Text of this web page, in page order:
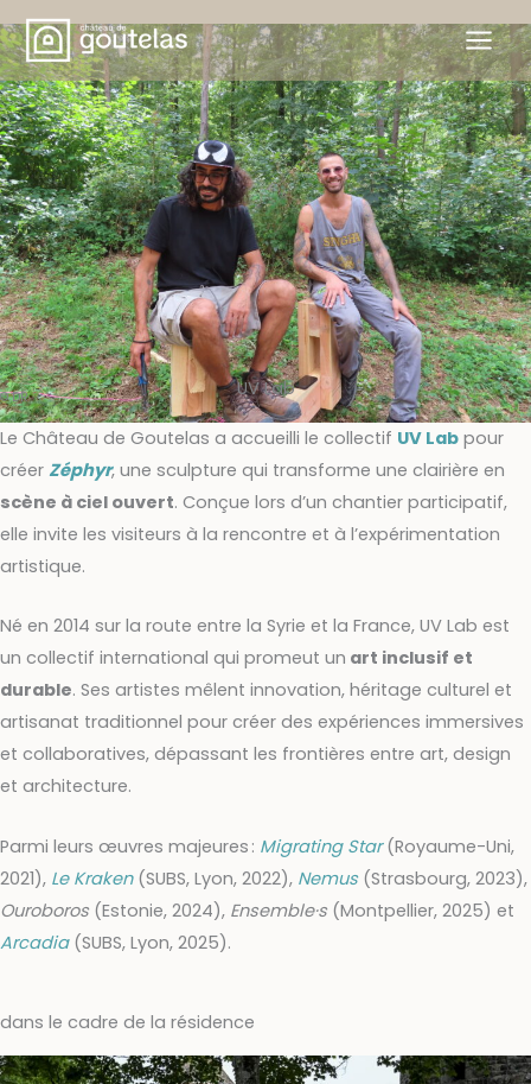
Aller
au
contenu
© DR UV Lab
Le Château de Goutelas a accueilli le collectif UV Lab pour
créer Zéphyr, une sculpture qui transforme une clairière en
scène à ciel ouvert. Conçue lors d’un chantier participatif,
elle invite les visiteurs à la rencontre et à l’expérimentation
artistique.
Né en 2014 sur la route entre la Syrie et la France, UV Lab est
un collectif international qui promeut un art inclusif et
durable. Ses artistes mêlent innovation, héritage culturel et
artisanat traditionnel pour créer des expériences immersives
et collaboratives, dépassant les frontières entre art, design
et architecture.
Parmi leurs œuvres majeures : Migrating Star(Royaume-Uni,
2021), Le Kraken (SUBS, Lyon, 2022), Nemus(Strasbourg, 2023),
Ouroboros (Estonie, 2024), Ensemble·s (Montpellier, 2025) et
Arcadia (SUBS, Lyon, 2025).
dans le cadre de la résidence